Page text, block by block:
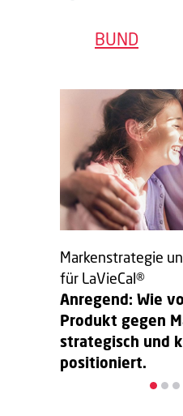
BUND
Markenstrategie
für LaVieCal®
Anregend: Wie
Produkt gegen
strategisch und
positioniert.